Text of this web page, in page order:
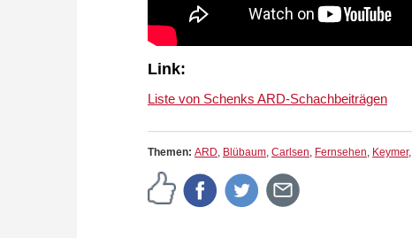
Link:
Liste von Schenks ARD-Schachbeiträgen
Themen: ARD, Blübaum, Carlsen, Fernsehen, Keymer,